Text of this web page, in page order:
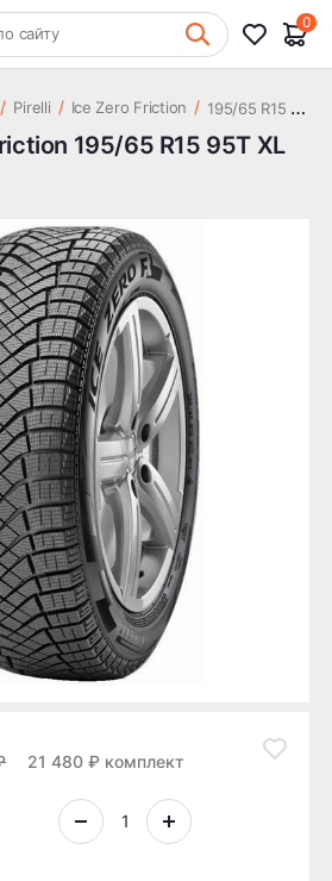
Шиномонтаж
сайту
0
/ Pirelli / Ice Zero Friction / 1
95/65 R15 95T XL
195/65 R15 95T XL
21 480 ₽ комплект